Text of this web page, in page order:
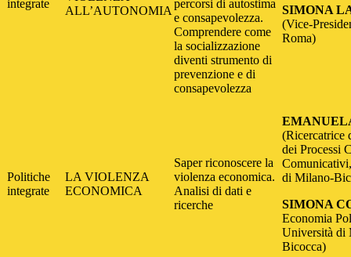
integrate
ALL’AUTONOMIA
percorsi di autostima
e consapevolezza.
Comprendere come
la socializzazione
diventi strumento di
prevenzione e di
consapevolezza
SIMONA
(Vice-
Roma)
Politiche
integrate
LA VIOLENZA
ECONOMICA
Saper riconoscere la
violenza economica.
Analisi di dati e
ricerche
(Ricercatrice
dei Processi
di Milano-
SIMONA
Economia
Università di
Bicocca)